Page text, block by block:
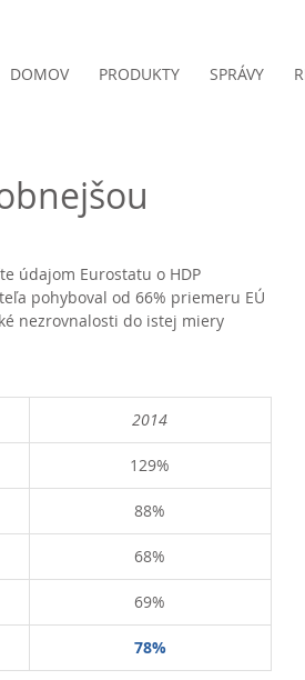
DOMOV PRODUKTY SPRÁVY
údajom Eurostatu o HDP
pohyboval od 66% priemeru EÚ
nezrovnalosti do istej miery
2014
129%
88%
68%
69%
78%